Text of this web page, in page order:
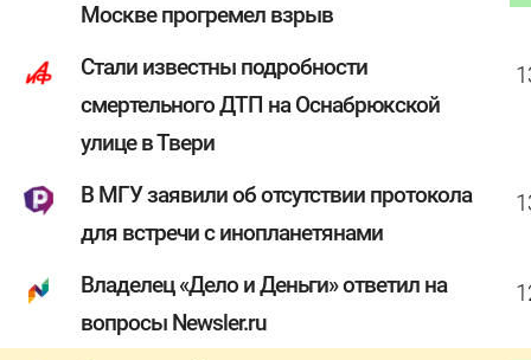
Москве прогремел взрыв
Стали известны подробности
смертельного ДТП на Оснабрюкской
улице в Твери
В МГУ заявили об отсутствии протокола
для встречи с инопланетянами
Владелец «Дело и Деньги» ответил на
вопросы Newsler.ru